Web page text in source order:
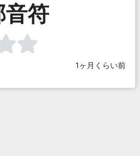
音符
1ヶ月くらい前